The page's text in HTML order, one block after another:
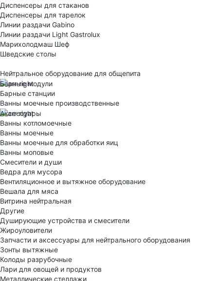
Диспенсеры для стаканов
Диспенсеры для тарелок
Линии раздачи Gabino
Линии раздачи Light Gastrolux
Марихолодмаш Шеф
Шведские столы
Нейтральное оборудование для общепита
Барные модули
Барные станции
Ванны моечные производственные
Аксессуары
Ванны котломоечные
Ванны моечные
Ванны моечные для обработки яиц
Ванны моповые
Смесители и души
Ведра для мусора
Вентиляционное и вытяжное оборудование
Вешала для мяса
Витрина нейтральная
Другие
Душирующие устройства и смесители
Жироуловители
Запчасти и аксессуары для нейтрального оборудования
Зонты вытяжные
Колоды разрубочные
Лари для овощей и продуктов
Металлические стеллажи